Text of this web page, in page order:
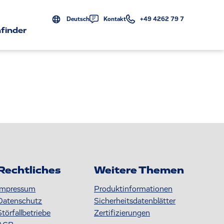
Deutsch Kontakt +49 4262 79 7
Weitere Themen
Produktinformationen
S icherheitsdatenblätter
Zertifizierungen